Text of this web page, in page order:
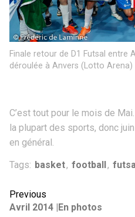
Finale retour de D1 Futsal entre
déroulée à Anvers (Lotto
C’est tout pour le mois de
la plupart des sports, donc
en général.
Tags: basket, football ,
Previous
Avril 2014 |En photos